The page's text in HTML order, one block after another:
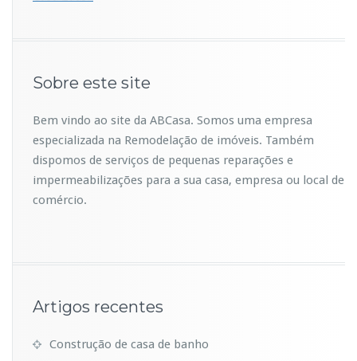
Sobre este site
Bem vindo ao site da ABCasa. Somos uma empresa
especializada na Remodelação de imóveis. Também
dispomos de serviços de pequenas reparações e
impermeabilizações para a sua casa, empresa ou local de
comércio.
Artigos recentes
Construção de casa de banho